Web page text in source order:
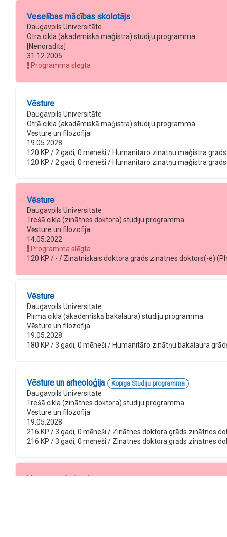
Veselības mācības skolotājs
Daugavpils Universitāte
Otrā cikla (akadēmiskā maģistra) studiju programma
[Nenorādīts]
31.12.2005
Programma slēgta
Vēsture
Daugavpils Universitāte
Otrā cikla (akadēmiskā maģistra) studiju programma
Vēsture un filozofija
19.05.2028
120 KP / 2 gadi, 0 mēneši / Humanitāro zinātņu maģistra
120 KP / 2 gadi, 0 mēneši / Humanitāro zinātņu maģistra
Vēsture
Daugavpils Universitāte
Trešā cikla (zinātnes doktora) studiju programma
Vēsture un filozofija
14.05.2022
Programma slēgta
120 KP / - / Zinātniskais doktora grāds zinātnes doktors(-e)
Vēsture
Daugavpils Universitāte
Pirmā cikla (akadēmiskā bakalaura) studiju programma
Vēsture un filozofija
19.05.2028
180 KP / 3 gadi, 0 mēneši / Humanitāro zinātņu bakalaura
Vēsture un arheoloģija Kopīga Studiju programma
Daugavpils Universitāte
Trešā cikla (zinātnes doktora) studiju programma
Vēsture un filozofija
19.05.2028
216 KP / 3 gadi, 0 mēneši / Zinātnes doktora grāds zinātnes
216 KP / 3 gadi, 0 mēneši / Zinātnes doktora grāds zinātnes
Vēstures skolotājs